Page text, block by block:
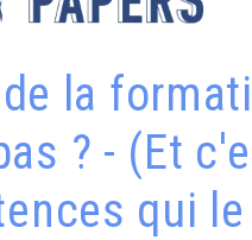
la
? - (Et
qui